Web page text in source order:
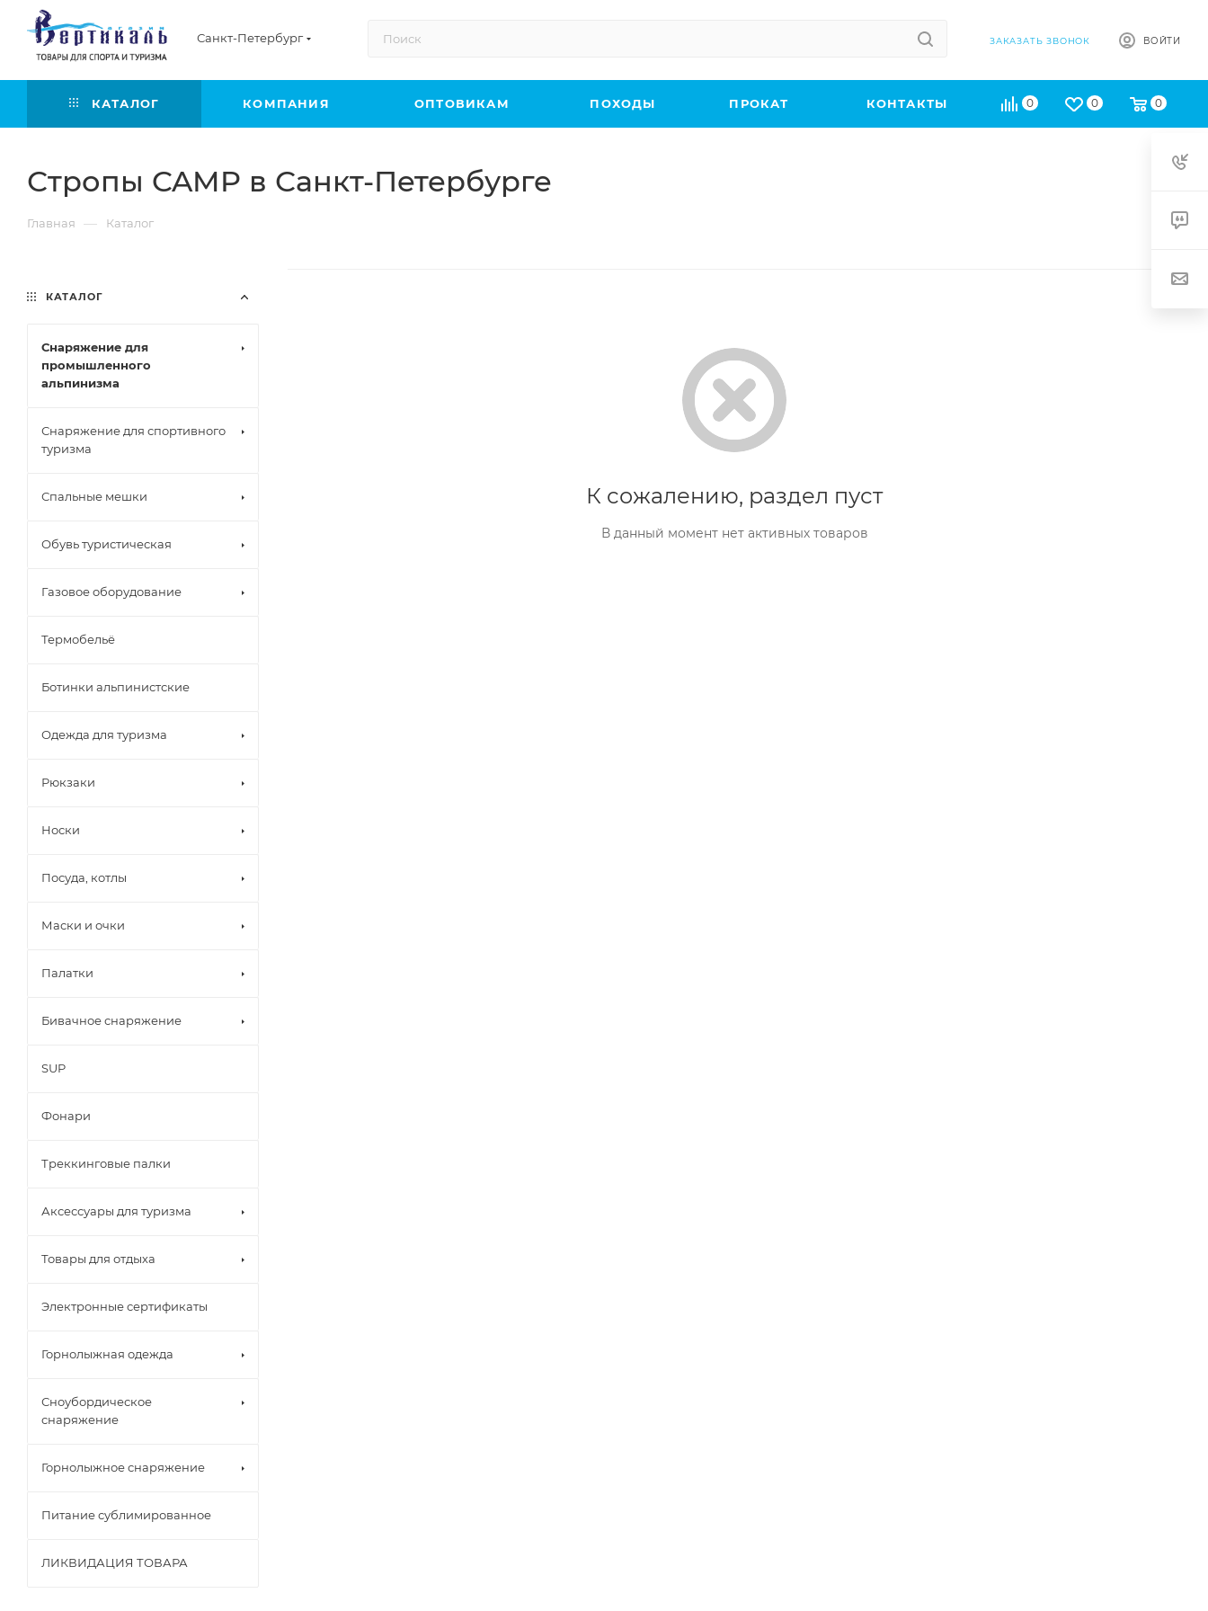
Санкт-Петербург ЗАКАЗАТЬ ЗВОНОК ВОЙТИ
0 0 0
КАТАЛОГ КОМПАНИЯ ОПТОВИКАМ ПОХОДЫ ПРОКАТ КОНТАКТЫ
Стропы CAMP в Санкт-Петербурге
Главная — Каталог
К сожалению, раздел пуст
В данный момент нет активных товаров
КАТАЛОГ
Снаряжение для
промышленного
альпинизма
Снаряжение для спортивного
туризма
Спальные мешки
Обувь туристическая
Газовое оборудование
Термобельё
Ботинки альпинистские
Одежда для туризма
Рюкзаки
Носки
Посуда, котлы
Маски и очки
Палатки
Бивачное снаряжение
SUP
Фонари
Треккинговые палки
Аксессуары для туризма
Товары для отдыха
Электронные сертификаты
Горнолыжная одежда
Сноубордическое
снаряжение
Горнолыжное снаряжение
Питание сублимированное
ЛИКВИДАЦИЯ ТОВАРА